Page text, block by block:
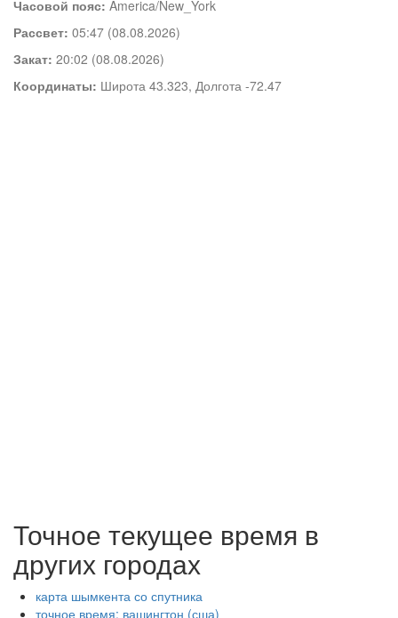
Часовой пояс: America/New_York
Рассвет: 05:47 (08.08.2026)
Закат: 20:02 (08.08.2026)
Координаты: Широта 43.323, Долгота -72.47
Точное текущее время в
других городах
карта шымкента со спутника
точное время: вашингтон (сша)